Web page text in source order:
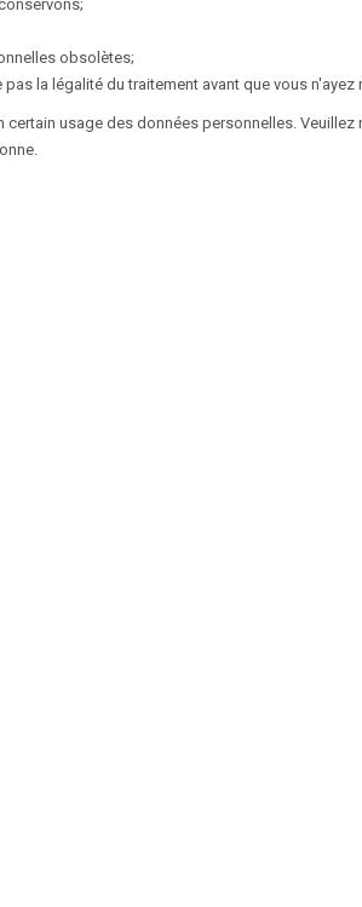
obsolètes;
la légalité du traitement avant que vous
usage des données personnelles.